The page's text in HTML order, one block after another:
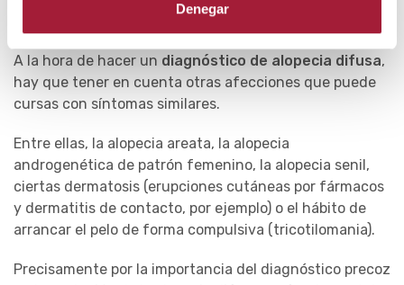
Denegar
Otras alopecias difusas
A la hora de hacer un diagnóstico de alopecia difusa,
hay que tener en cuenta otras afecciones que puede
cursas con síntomas similares.
Entre ellas, la alopecia areata, la alopecia
androgenética de patrón femenino, la alopecia senil,
ciertas dermatosis (erupciones cutáneas por fármacos
y dermatitis de contacto, por ejemplo) o el hábito de
arrancar el pelo de forma compulsiva (tricotilomania).
Precisamente por la importancia del diagnóstico precoz